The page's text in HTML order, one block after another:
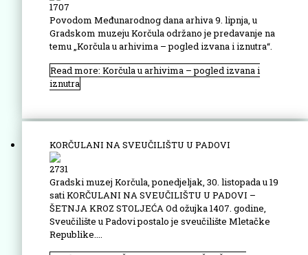
1707
Povodom Međunarodnog dana arhiva 9. lipnja, u
Gradskom muzeju Korčula održano je predavanje na
temu „Korčula u arhivima – pogled izvana i iznutra“.
Read more: Korčula u arhivima – pogled izvana i
iznutra
KORČULANI NA SVEUČILIŠTU U PADOVI
2731
Gradski muzej Korčula, ponedjeljak, 30. listopada u 19
sati KORČULANI NA SVEUČILIŠTU U PADOVI –
ŠETNJA KROZ STOLJEĆA Od ožujka 1407. godine,
Sveučilište u Padovi postalo je sveučilište Mletačke
Republike....